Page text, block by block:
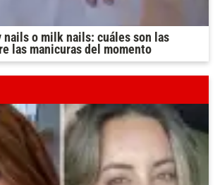
nails o milk nails: cuáles son las
las manicuras del momento